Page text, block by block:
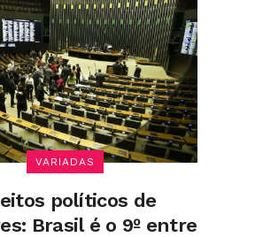
VARIADAS
políticos de
Brasil é o 9º entre